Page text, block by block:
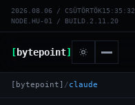
2026.08.06 / CSÜTÖRTÖK15:35:32
NODE.HU-01 / BUILD.2.11.20
[bytepoint]
[bytepoint] /claude